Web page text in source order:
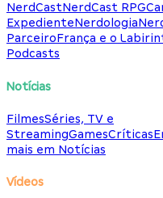
NerdCastNerdCast RPG
ExpedienteNerdologia
ParceiroFrança e o
Podcasts
Notícias
FilmesSéries, TV e
StreamingGamesCríticas
mais em Notícias
Vídeos